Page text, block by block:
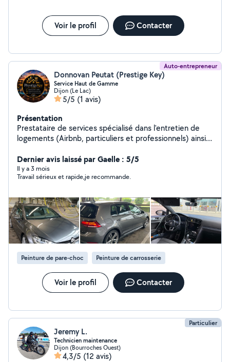
Voir le profil Contacter
Auto-entrepreneur
Donnovan Peutat (Prestige Key)
Service Haut de Gamme
Dijon (Le Lac)
5/5 (1 avis)
Présentation
Prestataire de services spécialisé dans l'entretien de
logements (Airbnb, particuliers et professionnels) ainsi
mise en location de biens en longue durée. Je propose
un service sérieux, soigné et constant, pour une
tranquillité totale adapté aux besoins des propriétaires
les ménages fait toute la différence, je ne vise pas la
qualité, je la garantis. Disponible sur Dijon et ses
alentours.
Dernier avis laissé par Gaelle : 5/5
Il y a 3 mois
Travail sérieux et rapide,je recommande.
Peinture de pare-choc Peinture de carrosserie
Voir le profil Contacter
Particulier
Jeremy L.
Technicien maintenance
Dijon (Bourroches Ouest)
4,3/5 (12 avis)